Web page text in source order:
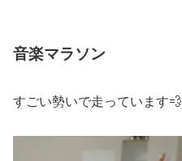
音楽マラソン
すごい勢いで走っています💨